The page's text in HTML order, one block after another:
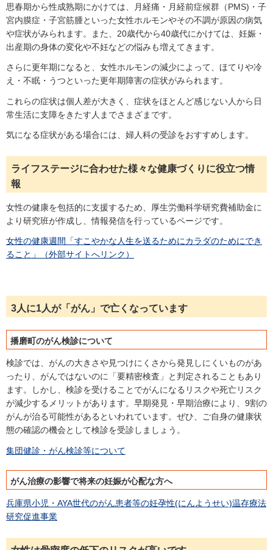
思春期から性成熟期にかけては、月経痛・月経前症候群（PMS)・子
宮内膜症・子宮筋腫といった女性ホルモンやその不調が原因の病気
や症状がみられます。また、20歳代から40歳代にかけては、妊娠・
出産期の身体の変化や不妊などの悩みも増えてきます。
さらに更年期になると、女性ホルモンの減少によって、ほてりや冷
え・不眠・うつといった更年期障害の症状がみられます。
これらの症状は個人差が大きく、症状をほとんど感じない人から日
常生活に支障をきたす人までさまざまです。
気になる症状がある場合には、婦人科の受診をおすすめします。
ライフステージに合わせた様々な健康づくりに役立つ情
報
女性の健康を包括的に支援するため、厚生労働科学研究費補助金に
より研究班が作成し、情報発信を行っているページです。
女性の健康週間「すこやかな人生を送るためにカラダのためにでき
ること」（外部サイトへリンク）
3人に1人が「がん」で亡くなっています
播磨町のがん検診について
検診では、がんの大きさや見つけにくさから発見しにくいものがあ
ったり、がんではないのに「要精密検査」と判定されることもあり
ます。しかし、検診を受けることでがんになるリスクや死亡リスク
が減少するメリットがあります。早期発見・早期治療により、9割の
がんが治る可能性があるといわれています。ぜひ、ご自身の健康状
態の確認の機会として検診を受診しましょう。
集団健診・がん検診等について
がん治療の影響で将来の妊娠が心配な方へ
兵庫県小児・AYA世代のがん患者等の妊孕性(にんようせい)温存療法
研究促進事業